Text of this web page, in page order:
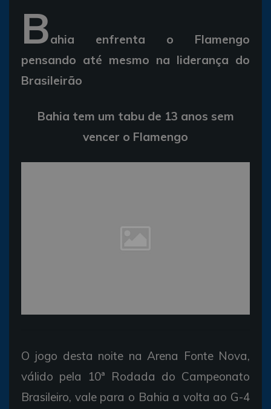
Bahia enfrenta o Flamengo
pensando até mesmo na liderança do
Brasileirão
Bahia tem um tabu de 13 anos sem
vencer o Flamengo
O jogo desta noite na Arena Fonte Nova,
válido pela 10ª Rodada do Campeonato
Brasileiro, vale para o Bahia a volta ao G-4